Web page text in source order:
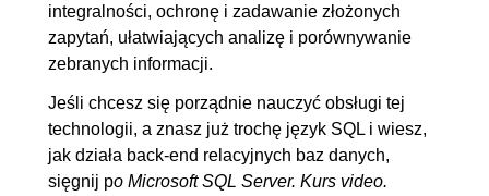
3.3. Schemat sklepu
spożywczego
00:24:16
3.5. Schemat ośrodka
kształcenia kierowców
00:11:17
integralności, ochronę i zadawanie złożonych
zapytań, ułatwiających analizę i porównywanie
zebranych informacji.
Jeśli chcesz się porządnie nauczyć obsługi tej
technologii, a znasz już trochę język SQL i wiesz,
jak działa back-end relacyjnych baz danych,
sięgnij po Microsoft SQL Server. Kurs video.